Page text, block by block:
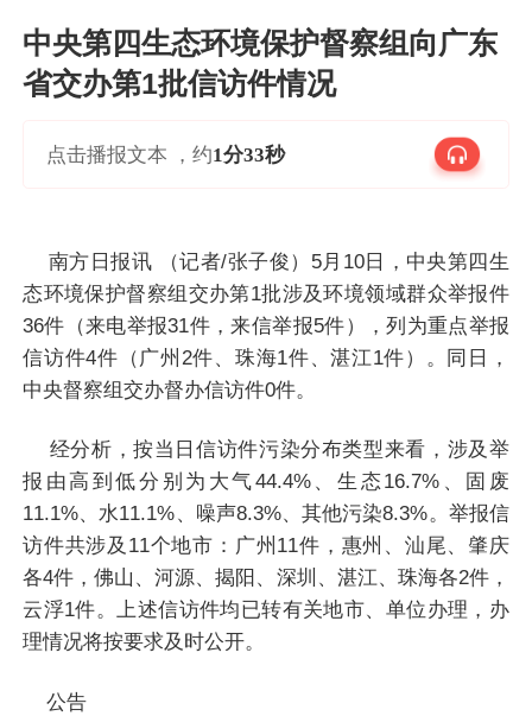
中央第四生态环境保护督察组向广东
省交办第1批信访件情况
点击播报文本 ，约1分33秒
南方日报讯 （记者/张子俊）5月10日，中央第四生
态环境保护督察组交办第1批涉及环境领域群众举报件
36件（来电举报31件，来信举报5件），列为重点举报
信访件4件（广州2件、珠海1件、湛江1件）。同日，
中央督察组交办督办信访件0件。
经分析，按当日信访件污染分布类型来看，涉及举
报由高到低分别为大气44.4%、生态16.7%、固废
11.1%、水11.1%、噪声8.3%、其他污染8.3%。举报信
访件共涉及11个地市：广州11件，惠州、汕尾、肇庆
各4件，佛山、河源、揭阳、深圳、湛江、珠海各2件，
云浮1件。上述信访件均已转有关地市、单位办理，办
理情况将按要求及时公开。
公告